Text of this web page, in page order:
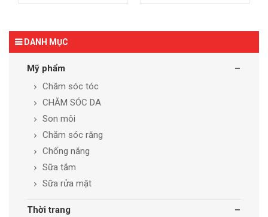
DANH MỤC
Mỹ phẩm
Chăm sóc tóc
CHĂM SÓC DA
Son môi
Chăm sóc răng
Chống nắng
Sữa tắm
Sữa rửa mặt
Thời trang